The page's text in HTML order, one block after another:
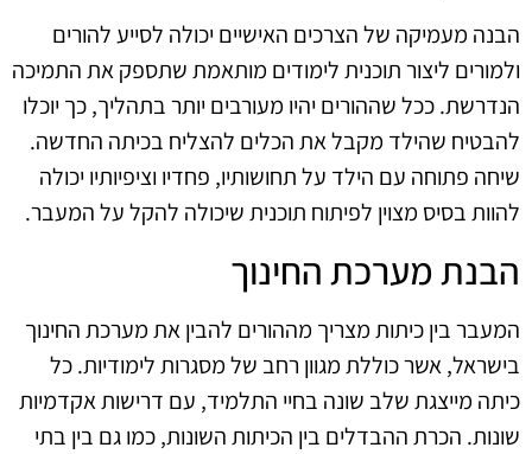
הבנה מעמיקה של הצרכים האישיים יכולה לסייע להורים
ולמורים ליצור תוכנית לימודים מותאמת שתספק את התמיכה
הנדרשת. ככל שההורים יהיו מעורבים יותר בתהליך, כך יוכלו
להבטיח שהילד מקבל את הכלים להצליח בכיתה החדשה.
שיחה פתוחה עם הילד על תחושותיו, פחדיו וציפיותיו יכולה
להוות בסיס מצוין לפיתוח תוכנית שיכולה להקל על המעבר.
הבנת מערכת החינוך
המעבר בין כיתות מצריך מההורים להבין את מערכת החינוך
בישראל, אשר כוללת מגוון רחב של מסגרות לימודיות. כל
כיתה מייצגת שלב שונה בחיי התלמיד, עם דרישות אקדמיות
שונות. הכרת ההבדלים בין הכיתות השונות, כמו גם בין בתי